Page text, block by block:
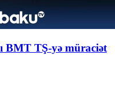
BMT TŞ-yə müraciət